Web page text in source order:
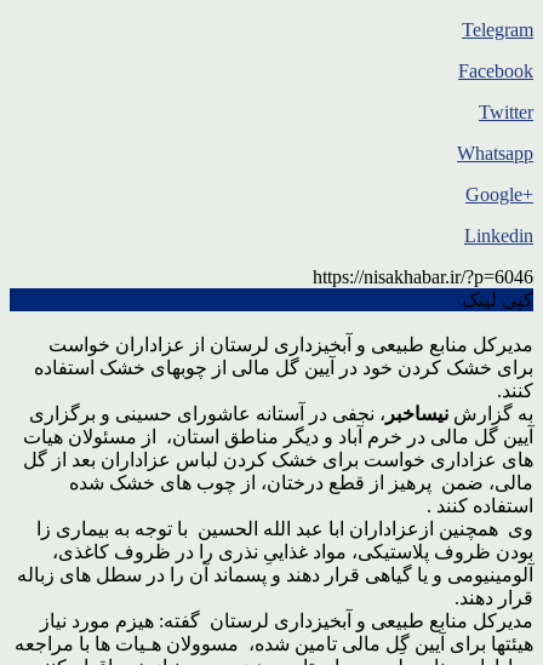
Telegram
Facebook
Twitter
Whatsapp
+Google
Linkedin
https://nisakhabar.ir/?p=6046
کپی لینک
مدیرکل منابع طبیعی و آبخیزداری لرستان از عزاداران خواست
برای خشک کردن خود در آیین گل مالی از چوبهای خشک استفاده
کنند.
به گزارش نیساخبر ، نجفی در آستانه عاشورای حسینی و برگزاری
آیین گل مالی در خرم آباد و دیگر مناطق استان، از مسئولان هیات
های عزاداری خواست برای خشک کردن لباس عزاداران بعد از گل
مالی، ضمن پرهیز از قطع درختان، از چوب های خشک شده
استفاده کنند .
وی همچنین ازعزاداران ابا عبد الله الحسین با توجه به بیماری زا
بودن ظروف پلاستیکی، مواد غذاییِ نذری را در ظروف کاغذی،
آلومینیومی و یا گیاهی قرار دهند و پسماند آن را در سطل های زباله
قرار دهند.
مدیرکل منابع طبیعی و آبخیزداری لرستان گفته: هیزم مورد نیاز
هیئتها برای آیین گِل مالی تامین شده، مسوولان هـیات ها با مراجعه